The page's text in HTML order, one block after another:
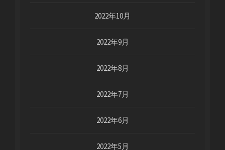
2022年10月
2022年9月
2022年8月
2022年7月
2022年6月
2022年5月